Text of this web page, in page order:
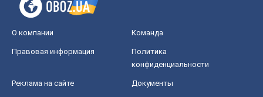
О компании Команда
Правовая информация
Политика
конфиденциальности
Реклама на сайте Документы